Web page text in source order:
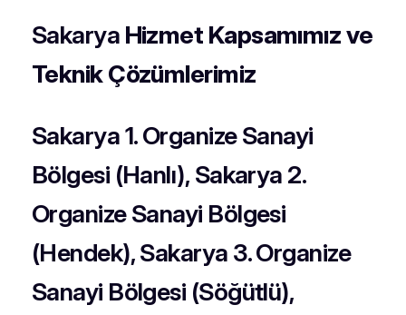
Sakarya Hizmet Kapsamımız ve
Teknik Çözümlerimiz
Sakarya 1. Organize Sanayi
Bölgesi (Hanlı), Sakarya 2.
Organize Sanayi Bölgesi
(Hendek), Sakarya 3. Organize
Sanayi Bölgesi (Söğütlü),